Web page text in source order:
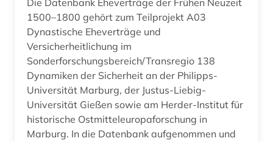
arabische staaten (1)
arabistik (2)
arbeiterbewegung (1)
arbeitgeberverband (1)
arbeitnehmerschutz (2)
Griechenland (1)
Griechenland (Altertum) (2)
Großbritannien (31)
Hamburg (4)
Hessen (12)
Irland (5)
Die Datenbank Eheverträge der Frühen Neuzeit
1500–1800 gehört zum Teilprojekt A03
Dynastische Eheverträge und
Versicherheitlichung im
Sonderforschungsbereich/Transregio 138
Dynamiken der Sicherheit an der Philipps-
Universität Marburg, der Justus-Liebig-
Universität Gießen sowie am Herder-Institut für
historische Ostmitteleuropaforschung in
Marburg. In die Datenbank aufgenommen und